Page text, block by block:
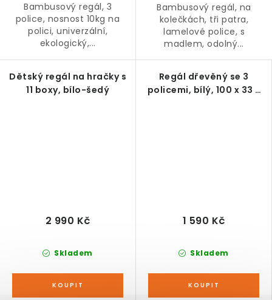
Bambusový regál, 3
police, nosnost 10kg na
polici, univerzální,
ekologický,...
Bambusový regál, na
kolečkách, tři patra,
lamelové police, s
madlem, odolný...
Dětský regál na hračky s
11 boxy, bílo-šedý
Skladem
2 990 Kč
Regál dřevěný se 3
policemi, bílý, 100 x 33 x
Skladem
1 590 Kč